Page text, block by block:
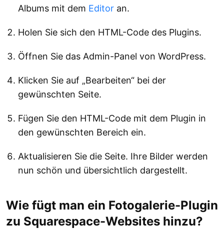
Albums mit dem Editor an.
Holen Sie sich den HTML-Code des Plugins.
Öffnen Sie das Admin-Panel von WordPress.
Klicken Sie auf „Bearbeiten“ bei der
gewünschten Seite.
Fügen Sie den HTML-Code mit dem Plugin in
den gewünschten Bereich ein.
Aktualisieren Sie die Seite. Ihre Bilder werden
nun schön und übersichtlich dargestellt.
Wie fügt man ein Fotogalerie-Plugin
zu Squarespace-Websites hinzu?